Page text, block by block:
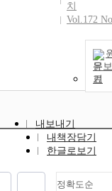
치
Vol.172
문보
기
내보내기
내책장담기
한글로보기
정확도순